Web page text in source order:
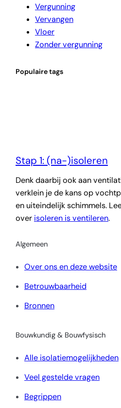
Vergunning
Vervangen
Vloer
Zonder vergunning
Populaire tags
Stap 1: (na-)isoleren
Denk daarbij ook aan
verklein je de kans op
en uiteindelijk schimmels.
over isoleren is ventileren.
Algemeen
Over ons en deze website
Betrouwbaarheid
Bronnen
Bouwkundig & Bouwfysisch
Alle isolatiemogelijkheden
Veel gestelde vragen
Begrippen